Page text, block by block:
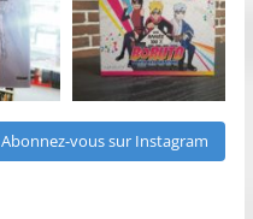
Abonnez-vous sur Instagram